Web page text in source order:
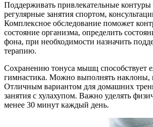
Поддерживать привлекательные контуры
регулярные занятия спортом,
Комплексное обследование поможет
состояние организма, определить
фона, при необходимости назначить
терапию.
Сохранению тонуса мышц способствует
гимнастика. Можно выполнять наклоны,
Отличным вариантом для домашних
занятия с хулахупом. Важно уделять
менее 30 минут каждый день.